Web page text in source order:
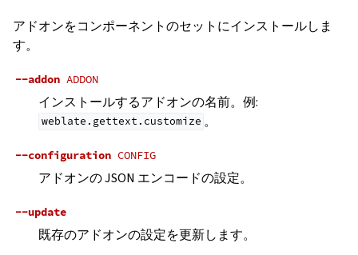
アドオンをコンポーネントのセットにインストールしま
す。
--addon ADDON
インストールするアドオンの名前。例:
weblate.gettext.customize 。
--configuration CONFIG
アドオンの JSON エンコードの設定。
--update
既存のアドオンの設定を更新します。